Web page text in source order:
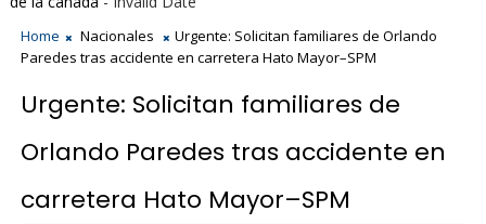
Home Nacionales
Urgente: Solicitan familiares de Orlando
Paredes tras accidente en carretera Hato Mayor–SPM
Urgente: Solicitan familiares de
Orlando Paredes tras accidente en
carretera Hato Mayor–SPM